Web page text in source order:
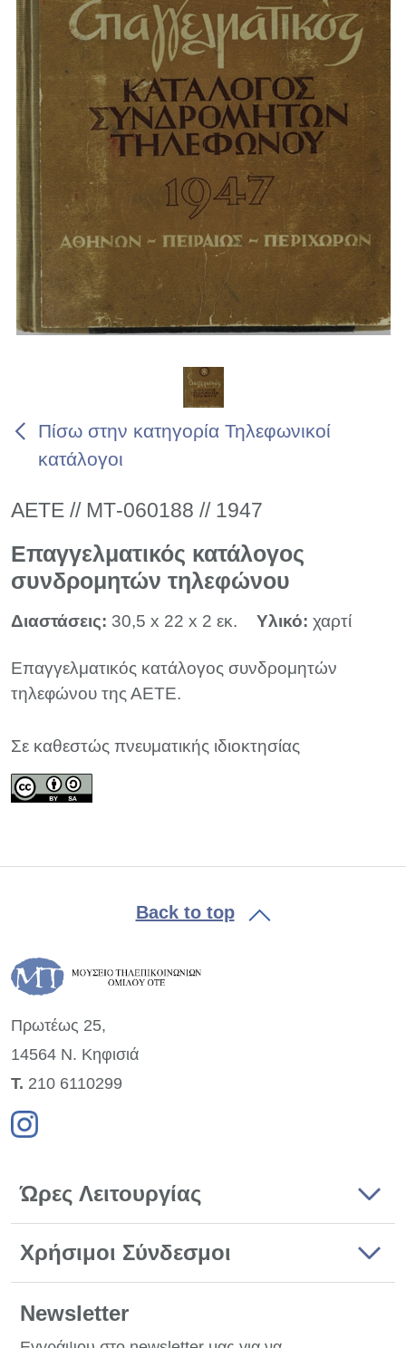
Πίσω στην κατηγορία Τηλεφωνικοί
κατάλογοι
ΑΕΤΕ // ΜΤ-060188 // 1947
Επαγγελματικός κατάλογος
συνδρομητών τηλεφώνου
Διαστάσεις: 30,5 x 22 x 2 εκ. Υλικό: χαρτί
Επαγγελματικός κατάλογος συνδρομητών
τηλεφώνου της ΑΕΤΕ.
Σε καθεστώς πνευματικής ιδιοκτησίας
Back to top
Πρωτέως 25,
14564 Ν. Κηφισιά
Τ. 210 6110299
Ώρες Λειτουργίας
Χρήσιμοι Σύνδεσμοι
Newsletter